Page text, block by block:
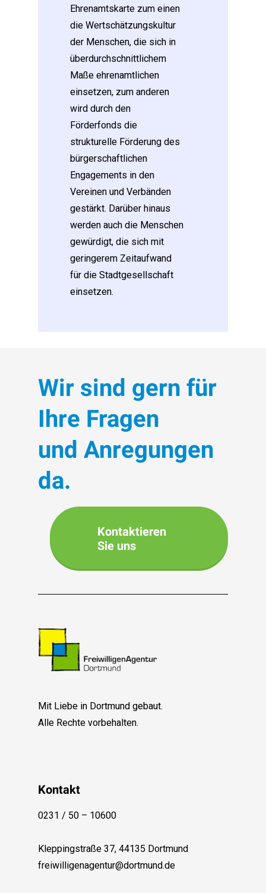
Ehrenamtskarte zum einen
die Wertschätzungskultur
der Menschen, die sich in
überdurchschnittlichem
Maße ehrenamtlichen
einsetzen, zum anderen
wird durch den
Förderfonds die
strukturelle Förderung des
bürgerschaftlichen
Engagements in den
Vereinen und Verbänden
gestärkt. Darüber hinaus
werden auch die Menschen
gewürdigt, die sich mit
geringerem Zeitaufwand
für die Stadtgesellschaft
einsetzen.
Wir sind gern für
Ihre Fragen
und Anregungen
da.
Kontaktieren
Sie uns
Mit Liebe in Dortmund gebaut.
Alle Rechte vorbehalten.
Kontakt
0231 / 50 – 10600
Kleppingstraße 37, 44135 Dortmund
freiwilligenagentur@dortmund.de